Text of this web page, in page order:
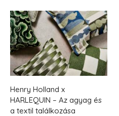
Henry Holland x
HARLEQUIN – Az agyag és
a textil találkozása